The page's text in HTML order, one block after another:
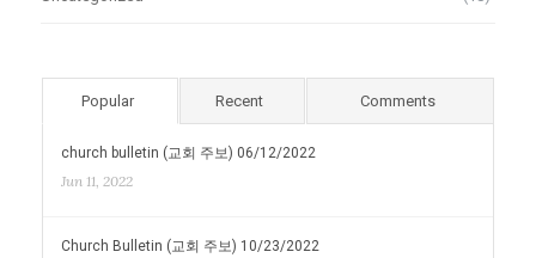
Popular Recent Comments
church bulletin (교회 주보) 06/12/2022
Jun 11, 2022
Church Bulletin (교회 주보) 10/23/2022